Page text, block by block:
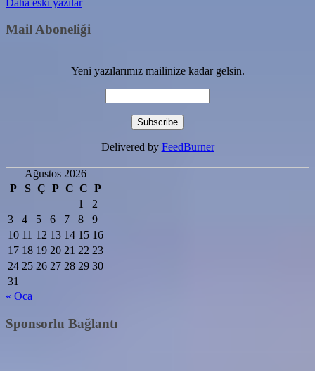
Krallığı
Yazı
gezinmesi
Mail Aboneliği
Yeni yazılarımız mailinize kadar gelsin.
Delivered by FeedBurner
Ağustos 2026
P
S Ç P C C P
1
2
3
4 5 6 7 8
9
10 11 12 13 14 15 16
17 18 19 20 21 22 23
24 25 26 27 28 29 30
31
« Oca
Sponsorlu Bağlantı